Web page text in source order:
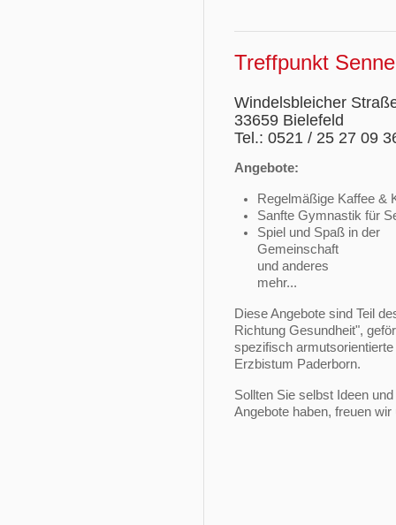
Treffpunkt Senne
Windelsbleicher
33659 Bielefeld
Tel.: 0521 / 25 27 09
Angebote:
Regelmäßige Kaffee &
Sanfte Gymnastik für
Spiel und Spaß in der
und anderes
Diese Angebote sind Teil
Richtung Gesundheit",
spezifisch
Erzbistum Paderborn.
Sollten Sie selbst Ideen
Angebote haben, freuen